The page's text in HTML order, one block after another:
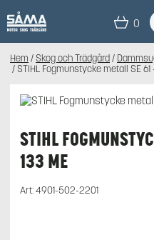
0
Hem / Skog och Trädgård/
/ STIHL Fogmunstycke metall SE 61
STIHL
133 ME
Art:4901-502-2201